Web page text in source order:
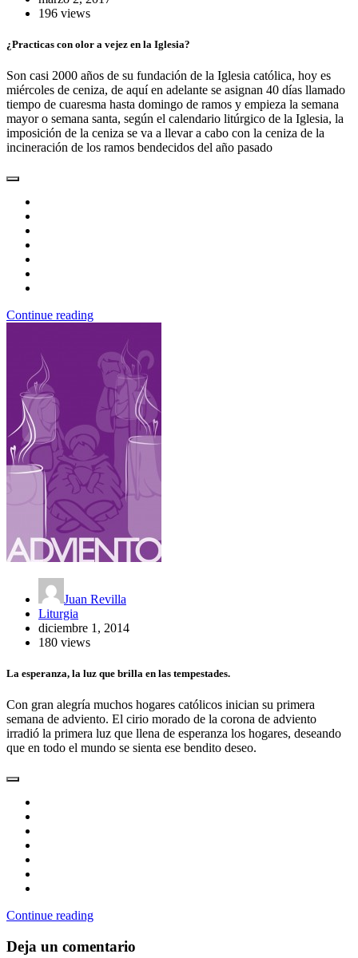
196 views
¿Practicas con olor a vejez en la Iglesia?
Son casi 2000 años de su fundación de la Iglesia católica, hoy es
miércoles de ceniza, de aquí en adelante se asignan 40 días llamado
tiempo de cuaresma hasta domingo de ramos y empieza la semana
mayor o semana santa, según el calendario litúrgico de la Iglesia, la
imposición de la ceniza se va a llevar a cabo con la ceniza de la
incineración de los ramos bendecidos del año pasado
Continue reading
Juan Revilla
Liturgia
diciembre 1, 2014
180 views
La esperanza, la luz que brilla en las tempestades.
Con gran alegría muchos hogares católicos inician su primera
semana de adviento. El cirio morado de la corona de adviento
irradió la primera luz que llena de esperanza los hogares, deseando
que en todo el mundo se sienta ese bendito deseo.
Continue reading
Deja un comentario